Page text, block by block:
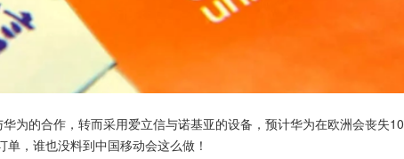
为的合作，转而采用爱立信与诺基亚的设备，预计华为在欧洲会丧失10
，谁也没料到中国移动会这么做！